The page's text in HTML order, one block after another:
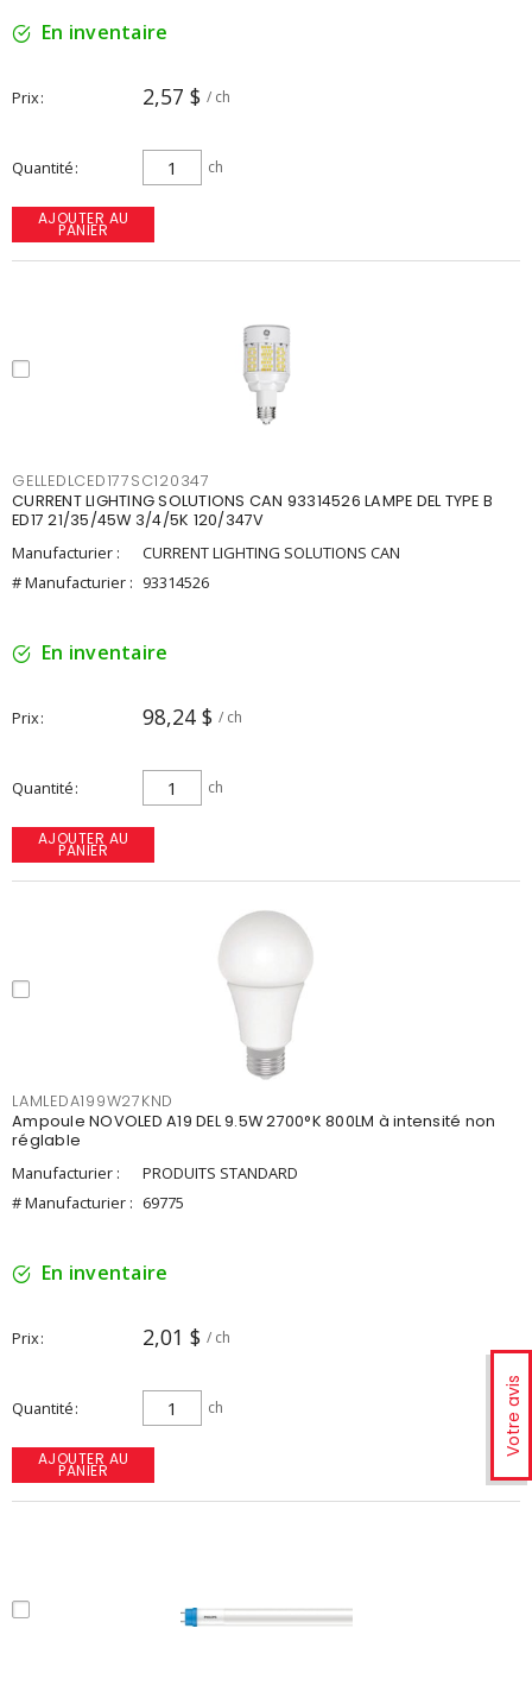
Votre avis
En inventaire
Prix 2,57 $ / ch
Quantité ch
AJOUTER AU
PANIER
GELLEDLCED177SC120347
CURRENT LIGHTING SOLUTIONS CAN 93314526 LAMPE DEL TYPE B
ED17 21/35/45W 3/4/5K 120/347V
Manufacturier :
CURRENT LIGHTING SOLUTIONS CAN
# Manufacturier : 93314526
En inventaire
Prix 98,24 $ / ch
Quantité ch
AJOUTER AU
PANIER
LAMLEDA199W27KND
Ampoule NOVOLED A19 DEL 9.5W 2700°K 800LM à intensité non
réglable
Manufacturier :
PRODUITS STANDARD
# Manufacturier : 69775
En inventaire
Prix 2,01 $ / ch
Quantité ch
AJOUTER AU
PANIER